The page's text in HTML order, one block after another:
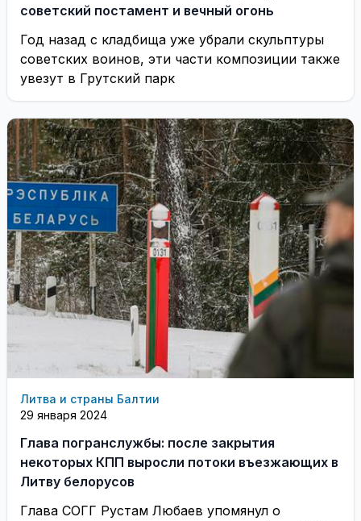
советский постамент и вечный огонь
Год назад с кладбища уже убрали скульптуры
советских воинов, эти части композиции также
увезут в Грутский парк
Литва и страны Балтии
29 января 2024
Глава погранслужбы: после закрытия
некоторых КПП выросли потоки въезжающих в
Литву белорусов
Глава СОГГ Рустам Любаев упомянул о